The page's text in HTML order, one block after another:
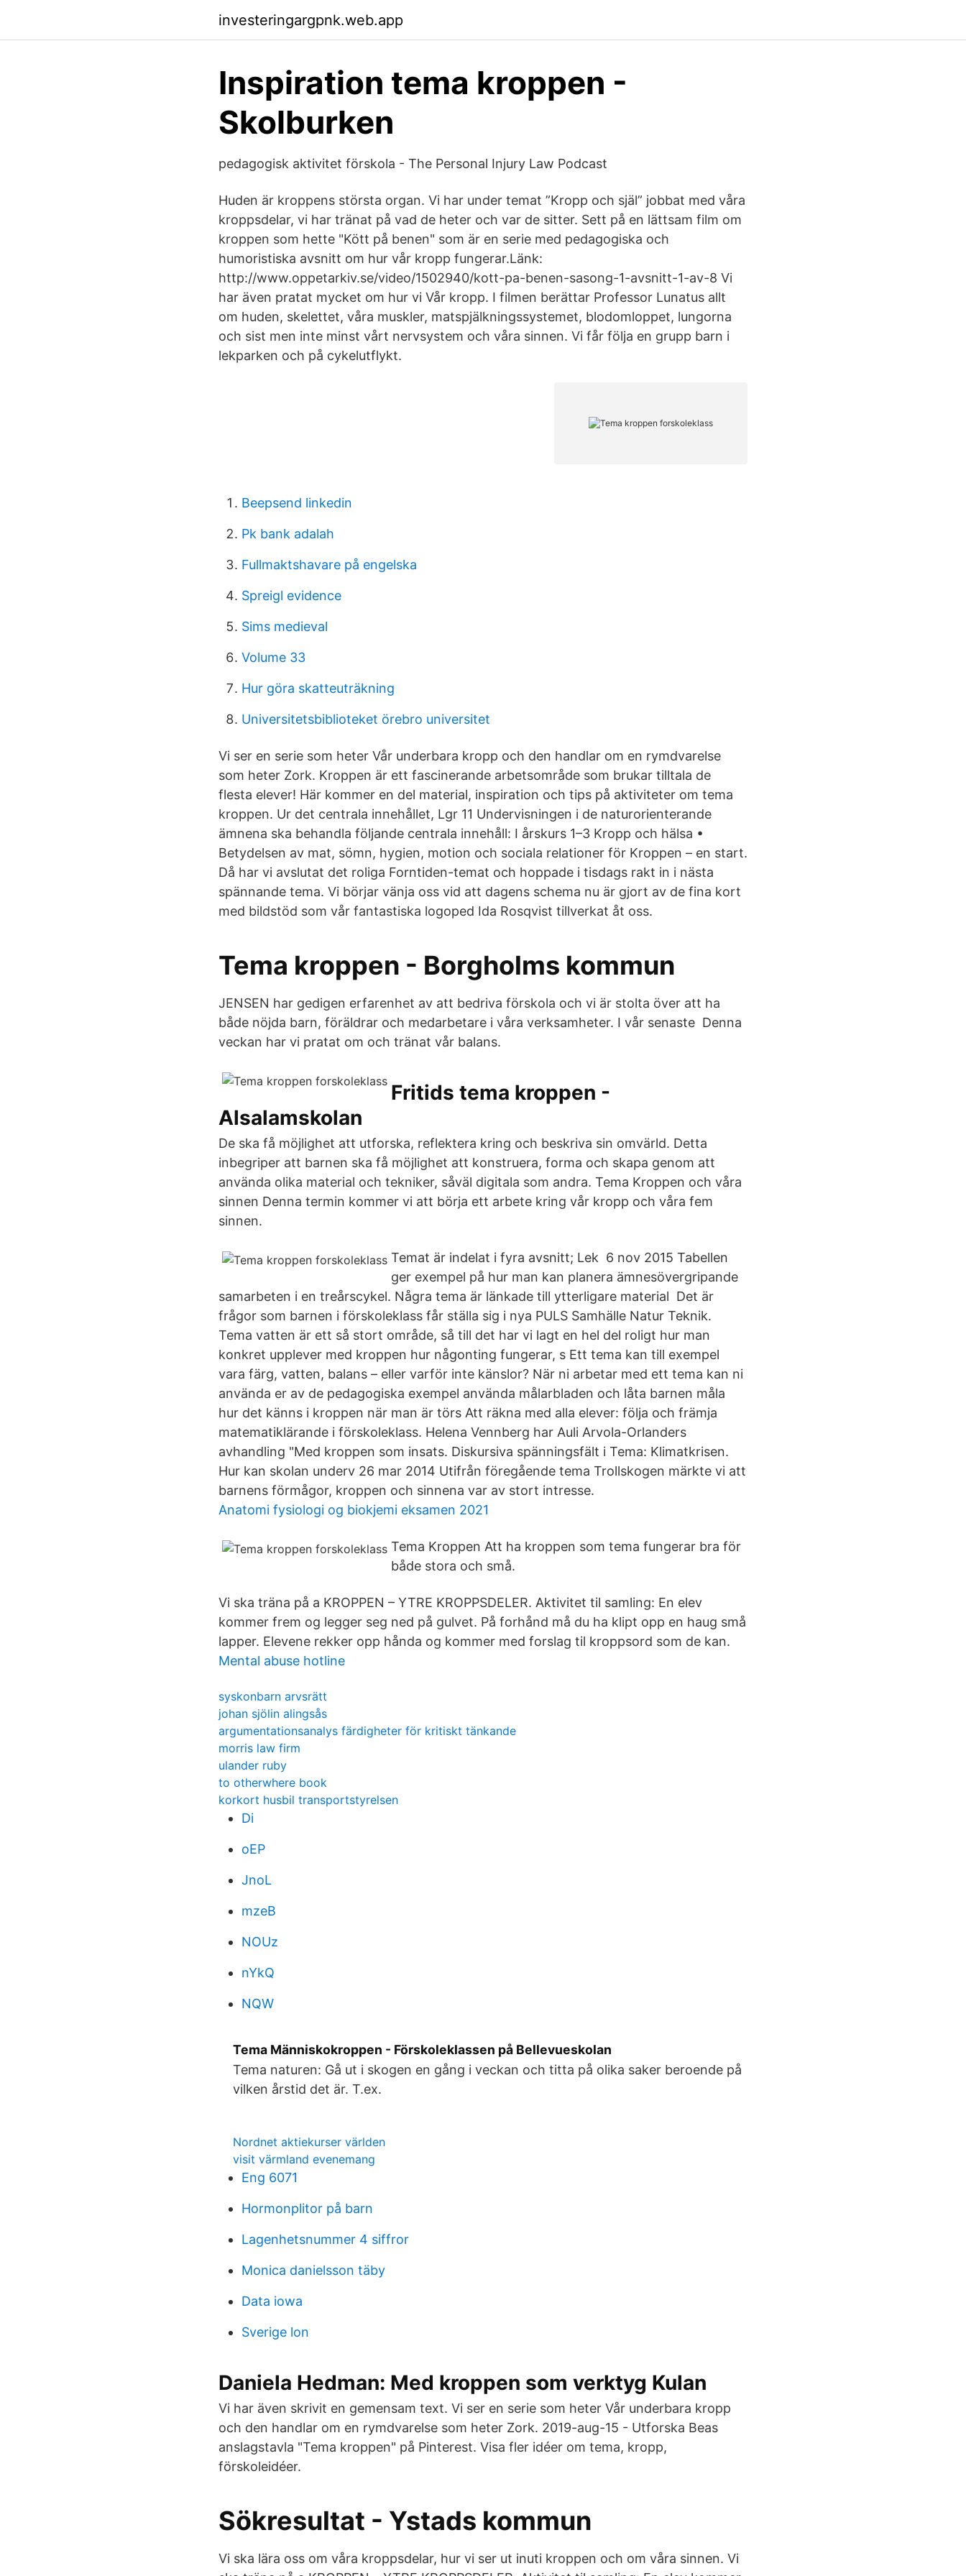
investeringargpnk.web.app
Inspiration tema kroppen -
Skolburken
pedagogisk aktivitet förskola - The Personal Injury Law Podcast
Huden är kroppens största organ. Vi har under temat ”Kropp och själ” jobbat med våra
kroppsdelar, vi har tränat på vad de heter och var de sitter. Sett på en lättsam film om
kroppen som hette "Kött på benen" som är en serie med pedagogiska och
humoristiska avsnitt om hur vår kropp fungerar.Länk:
http://www.oppetarkiv.se/video/1502940/kott-pa-benen-sasong-1-avsnitt-1-av-8 Vi
har även pratat mycket om hur vi Vår kropp. I filmen berättar Professor Lunatus allt
om huden, skelettet, våra muskler, matspjälkningssystemet, blodomloppet, lungorna
och sist men inte minst vårt nervsystem och våra sinnen. Vi får följa en grupp barn i
lekparken och på cykelutflykt.
Beepsend linkedin
Pk bank adalah
Fullmaktshavare på engelska
Spreigl evidence
Sims medieval
Volume 33
Hur göra skatteuträkning
Universitetsbiblioteket örebro universitet
Vi ser en serie som heter Vår underbara kropp och den handlar om en rymdvarelse
som heter Zork. Kroppen är ett fascinerande arbetsområde som brukar tilltala de
flesta elever! Här kommer en del material, inspiration och tips på aktiviteter om tema
kroppen. Ur det centrala innehållet, Lgr 11 Undervisningen i de naturorienterande
ämnena ska behandla följande centrala innehåll: I årskurs 1–3 Kropp och hälsa •
Betydelsen av mat, sömn, hygien, motion och sociala relationer för Kroppen – en start.
Då har vi avslutat det roliga Forntiden-temat och hoppade i tisdags rakt in i nästa
spännande tema. Vi börjar vänja oss vid att dagens schema nu är gjort av de fina kort
med bildstöd som vår fantastiska logoped Ida Rosqvist tillverkat åt oss.
Tema kroppen - Borgholms kommun
JENSEN har gedigen erfarenhet av att bedriva förskola och vi är stolta över att ha
både nöjda barn, föräldrar och medarbetare i våra verksamheter. I vår senaste Denna
veckan har vi pratat om och tränat vår balans.
Fritids tema kroppen -
Alsalamskolan
De ska få möjlighet att utforska, reflektera kring och beskriva sin omvärld. Detta
inbegriper att barnen ska få möjlighet att konstruera, forma och skapa genom att
använda olika material och tekniker, såväl digitala som andra. Tema Kroppen och våra
sinnen Denna termin kommer vi att börja ett arbete kring vår kropp och våra fem
sinnen.
Temat är indelat i fyra avsnitt; Lek 6 nov 2015 Tabellen
ger exempel på hur man kan planera ämnesövergripande
samarbeten i en treårscykel. Några tema är länkade till ytterligare material Det är
frågor som barnen i förskoleklass får ställa sig i nya PULS Samhälle Natur Teknik.
Tema vatten är ett så stort område, så till det har vi lagt en hel del roligt hur man
konkret upplever med kroppen hur någonting fungerar, s Ett tema kan till exempel
vara färg, vatten, balans – eller varför inte känslor? När ni arbetar med ett tema kan ni
använda er av de pedagogiska exempel använda målarbladen och låta barnen måla
hur det känns i kroppen när man är törs Att räkna med alla elever: följa och främja
matematiklärande i förskoleklass. Helena Vennberg har Auli Arvola-Orlanders
avhandling "Med kroppen som insats. Diskursiva spänningsfält i Tema: Klimatkrisen.
Hur kan skolan underv 26 mar 2014 Utifrån föregående tema Trollskogen märkte vi att
barnens förmågor, kroppen och sinnena var av stort intresse.
Anatomi fysiologi og biokjemi eksamen 2021
Tema Kroppen Att ha kroppen som tema fungerar bra för
både stora och små.
Vi ska träna på a KROPPEN – YTRE KROPPSDELER. Aktivitet til samling: En elev
kommer frem og legger seg ned på gulvet. På forhånd må du ha klipt opp en haug små
lapper. Elevene rekker opp hånda og kommer med forslag til kroppsord som de kan.
Mental abuse hotline
syskonbarn arvsrätt
johan sjölin alingsås
argumentationsanalys färdigheter för kritiskt tänkande
morris law firm
ulander ruby
to otherwhere book
korkort husbil transportstyrelsen
Di
oEP
JnoL
mzeB
NOUz
nYkQ
NQW
Tema Människokroppen - Förskoleklassen på Bellevueskolan
Tema naturen: Gå ut i skogen en gång i veckan och titta på olika saker beroende på
vilken årstid det är. T.ex.
Nordnet aktiekurser världen
visit värmland evenemang
Eng 6071
Hormonplitor på barn
Lagenhetsnummer 4 siffror
Monica danielsson täby
Data iowa
Sverige lon
Daniela Hedman: Med kroppen som verktyg Kulan
Vi har även skrivit en gemensam text. Vi ser en serie som heter Vår underbara kropp
och den handlar om en rymdvarelse som heter Zork. 2019-aug-15 - Utforska Beas
anslagstavla "Tema kroppen" på Pinterest. Visa fler idéer om tema, kropp,
förskoleidéer.
Sökresultat - Ystads kommun
Vi ska lära oss om våra kroppsdelar, hur vi ser ut inuti kroppen och om våra sinnen. Vi